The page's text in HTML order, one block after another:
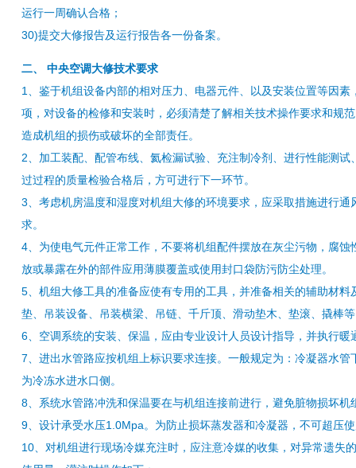
运行一周确认合格；
30)提交大修报告及运行报告各一份备案。
二、 中央空调大修技术要求
1、鉴于机组设备内部的相对压力、电器元件、以及安装位置等因素
项，对设备的检修和安装时，必须清楚了解相关技术操作要求和规
造成机组的损伤或破坏的全部责任。
2、加工装配、配管布线、氦检漏试验、充注制冷剂、进行性能测试
过过程的质量检验合格后，方可进行下一环节。
3、考虑机房温度和湿度对机组大修的环境要求，应采取措施进行
求。
4、为使电气元件正常工作，不要将机组配件摆放在灰尘污物，腐蚀
放或暴露在外的部件应用薄膜覆盖或使用封口袋防污防尘处理。
5、机组大修工具的准备应使有专用的工具，并准备相关的辅助材料
垫、吊装设备、吊装横梁、吊链、千斤顶、滑动垫木、垫滚、撬棒
6、空调系统的安装、保温，应由专业设计人员设计指导，并执行暖
7、进出水管路应按机组上标识要求连接。一般规定为：冷凝器水管
为冷冻水进水口侧。
8、系统水管路冲洗和保温要在与机组连接前进行，避免脏物损坏机
9、设计承受水压1.0Mpa。为防止损坏蒸发器和冷凝器，不可超压
10、对机组进行现场冷媒充注时，应注意冷媒的收集，对异常遗失